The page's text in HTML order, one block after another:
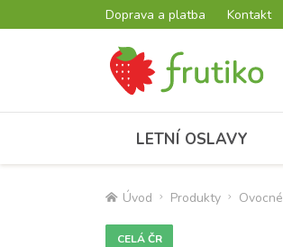
Doprava a platba Kontakt
LETNÍ OSLAVY
Úvod Produkty Ovocné
CELÁ ČR